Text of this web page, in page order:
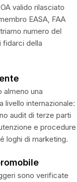
valido rilasciato
EASA, FAA
numero del
della
una
livello internazionale:
audit di terze parti
e procedure
loghi di marketing.
sono verificate